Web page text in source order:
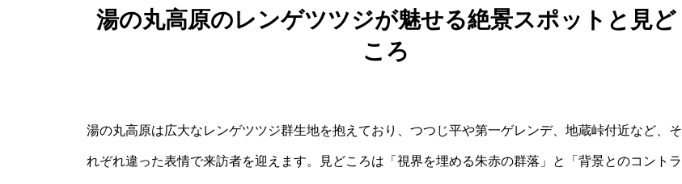
湯の丸高原のレンゲツツジが魅せる絶景スポットと見ど
ころ
湯の丸高原は広大なレンゲツツジ群生地を抱えており、つつじ平や第一ゲレンデ、地蔵峠付近など、そ
れぞれ違った表情で来訪者を迎えます。見どころは「視界を埋める朱赤の群落」と「背景とのコントラ